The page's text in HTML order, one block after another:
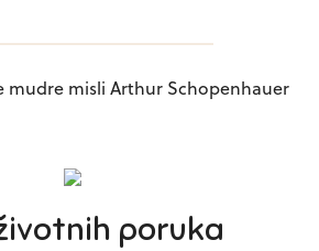
mudre misli Arthur Schopenhauer
poruka